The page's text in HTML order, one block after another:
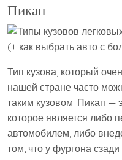
Пикап
Тип кузова, который
нашей стране часто
таким кузовом. Пикап —
которое является либо
автомобилем, либо
том, что у фургона